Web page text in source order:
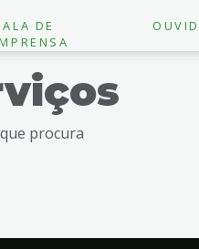
DE
procura